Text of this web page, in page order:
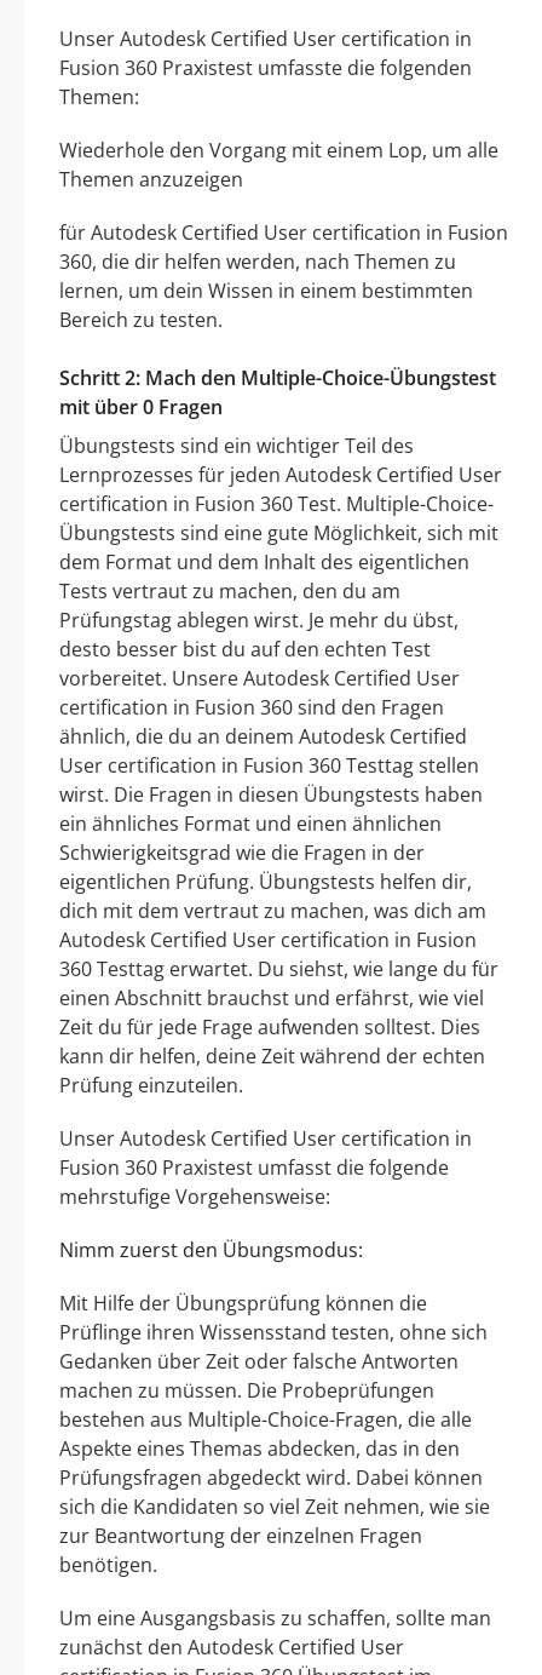
Unser Autodesk Certified User certification in
Fusion 360 Praxistest umfasste die folgenden
Themen:
Wiederhole den Vorgang mit einem Lop, um alle
Themen anzuzeigen
für Autodesk Certified User certification in Fusion
360, die dir helfen werden, nach Themen zu
lernen, um dein Wissen in einem bestimmten
Bereich zu testen.
Schritt 2: Mach den Multiple-Choice-Übungstest
mit über 0 Fragen
Übungstests sind ein wichtiger Teil des
Lernprozesses für jeden Autodesk Certified User
certification in Fusion 360 Test. Multiple-Choice-
Übungstests sind eine gute Möglichkeit, sich mit
dem Format und dem Inhalt des eigentlichen
Tests vertraut zu machen, den du am
Prüfungstag ablegen wirst. Je mehr du übst,
desto besser bist du auf den echten Test
vorbereitet. Unsere Autodesk Certified User
certification in Fusion 360 sind den Fragen
ähnlich, die du an deinem Autodesk Certified
User certification in Fusion 360 Testtag stellen
wirst. Die Fragen in diesen Übungstests haben
ein ähnliches Format und einen ähnlichen
Schwierigkeitsgrad wie die Fragen in der
eigentlichen Prüfung. Übungstests helfen dir,
dich mit dem vertraut zu machen, was dich am
Autodesk Certified User certification in Fusion
360 Testtag erwartet. Du siehst, wie lange du für
einen Abschnitt brauchst und erfährst, wie viel
Zeit du für jede Frage aufwenden solltest. Dies
kann dir helfen, deine Zeit während der echten
Prüfung einzuteilen.
Unser Autodesk Certified User certification in
Fusion 360 Praxistest umfasst die folgende
mehrstufige Vorgehensweise:
Nimm zuerst den Übungsmodus:
Mit Hilfe der Übungsprüfung können die
Prüflinge ihren Wissensstand testen, ohne sich
Gedanken über Zeit oder falsche Antworten
machen zu müssen. Die Probeprüfungen
bestehen aus Multiple-Choice-Fragen, die alle
Aspekte eines Themas abdecken, das in den
Prüfungsfragen abgedeckt wird. Dabei können
sich die Kandidaten so viel Zeit nehmen, wie sie
zur Beantwortung der einzelnen Fragen
benötigen.
Um eine Ausgangsbasis zu schaffen, sollte man
zunächst den Autodesk Certified User